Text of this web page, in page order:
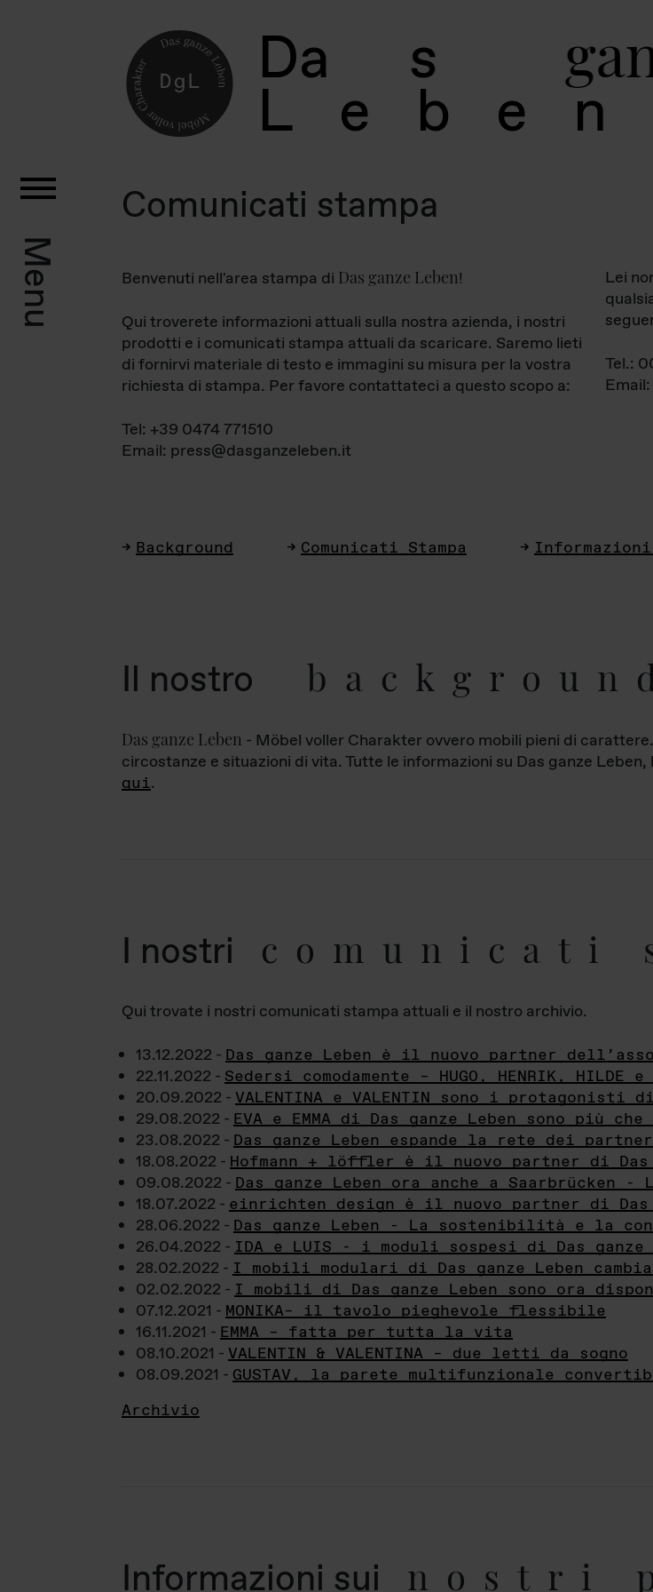
Da s g
L e b
Menu
Comunicati stampa
Benvenuti nell'area stampa di Das ganze Leben!
Qui troverete informazioni attuali sulla nostra azienda, i nostri
prodotti e i comunicati stampa attuali da scaricare. Saremo lieti
di fornirvi materiale di testo e immagini su misura per la vostra
richiesta di stampa. Per favore contattateci a questo scopo a:
Tel: +39 0474 771510
Email: press@dasganzeleben.it
Lei
Tel.:
Background Comunicati Stampa
Il nostro background
Das ganze Leben - Möbel voller Charakter ovvero mobili pieni di
circostanze e situazioni di vita. Tutte le informazioni su Das ganze
qui.
I nostri comunicati
Qui trovate i nostri comunicati stampa attuali e il nostro archivio.
13.12.2022 - Das ganze Leben è il nuovo partner
22.11.2022 - Sedersi comodamente – HUGO, HENRIK, HILDE e
20.09.2022 - VALENTINA e VALENTIN sono i
29.08.2022 - EVA e EMMA di Das ganze Leben sono più
23.08.2022 - Das ganze Leben espande la rete dei
18.08.2022 - Hofmann + löffler è il nuovo partner di Das
09.08.2022 - Das ganze Leben ora anche a Saarbrücken
18.07.2022 - einrichten design è il nuovo partner di Das
28.06.2022 - Das ganze Leben - La sostenibilità e la
26.04.2022 - IDA e LUIS - i moduli sospesi di Das ganze
28.02.2022 - I mobili modulari di Das ganze Leben
02.02.2022 - I mobili di Das ganze Leben sono ora
07.12.2021 - MONIKA– il tavolo pieghevole flessibile
16.11.2021 - EMMA – fatta per tutta la vita
08.10.2021 - VALENTIN & VALENTINA – due letti da sogno
08.09.2021 - GUSTAV, la parete multifunzionale
Archivio
Informazioni sui nostri